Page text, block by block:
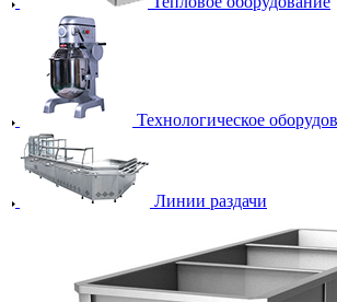
Технологическое
Линии раздачи